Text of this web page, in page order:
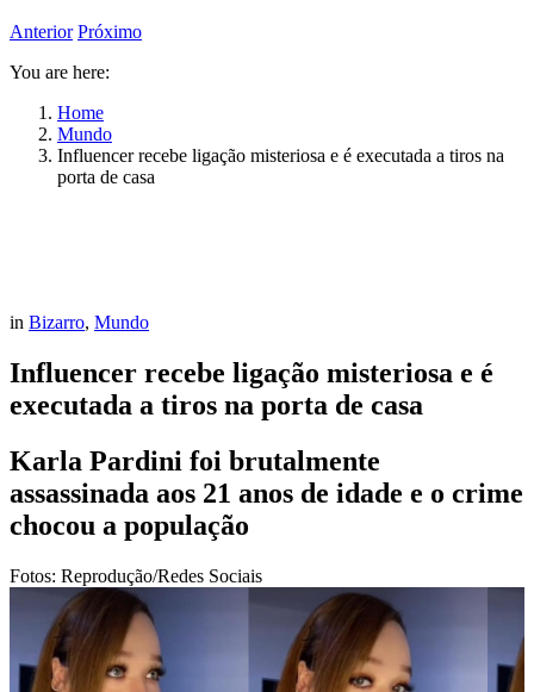
Anterior Próximo
You are here:
Home
Mundo
Influencer recebe ligação misteriosa e é executada a tiros na
porta de casa
in Bizarro, Mundo
Influencer recebe ligação misteriosa e é
executada a tiros na porta de casa
Karla Pardini foi brutalmente
assassinada aos 21 anos de idade e o crime
chocou a população
Fotos: Reprodução/Redes Sociais